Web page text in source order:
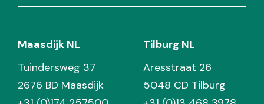
Maasdijk NL
Tuindersweg 37
2676 BD Maasdijk
Tilburg NL
Aresstraat 26
5048 CD Tilburg